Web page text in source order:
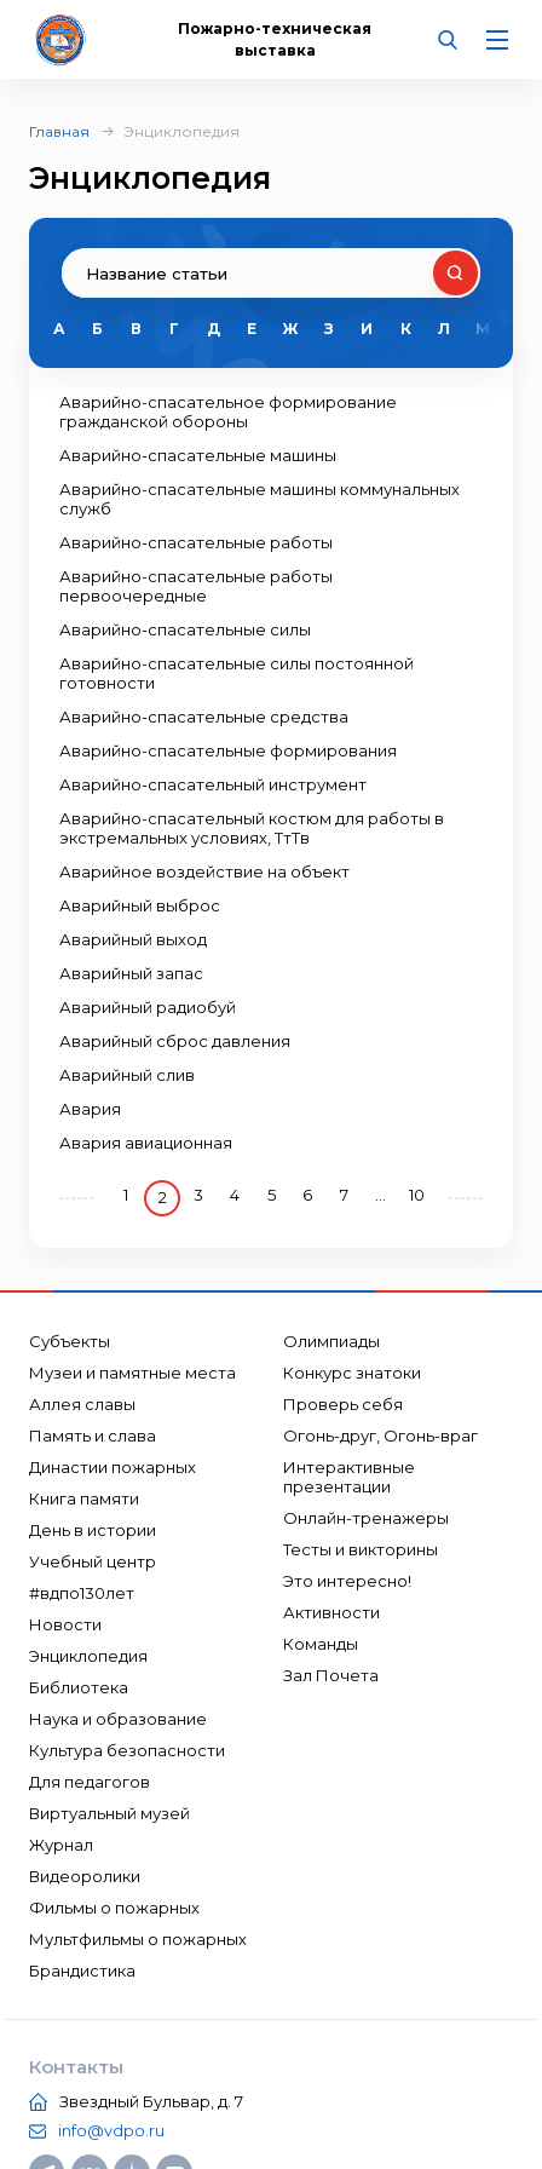
Пожарно-техническая
выставка
Главная Энциклопедия
Энциклопедия
А Б В Г Д Е Ж З И К Л М
Аварийно-спасательное формирование
гражданской обороны
Аварийно-спасательные машины
Аварийно-спасательные машины коммунальных
служб
Аварийно-спасательные работы
Аварийно-спасательные работы
первоочередные
Аварийно-спасательные силы
Аварийно-спасательные силы постоянной
готовности
Аварийно-спасательные средства
Аварийно-спасательные формирования
Аварийно-спасательный инструмент
Аварийно-спасательный костюм для работы в
экстремальных условиях, ТтТв
Аварийное воздействие на объект
Аварийный выброс
Аварийный выход
Аварийный запас
Аварийный радиобуй
Аварийный сброс давления
Аварийный слив
Авария
Авария авиационная
1 2 3 4 5 6 7 10
Субъекты
Музеи и памятные места
Аллея славы
Память и слава
Династии пожарных
Книга памяти
День в истории
Учебный центр
#вдпо130лет
Новости
Энциклопедия
Библиотека
Наука и образование
Культура безопасности
Для педагогов
Виртуальный музей
Журнал
Видеоролики
Фильмы о пожарных
Мультфильмы о пожарных
Брандистика
Олимпиады
Конкурс знатоки
Проверь себя
Огонь-друг, Огонь-враг
Интерактивные
презентации
Онлайн-тренажеры
Тесты и викторины
Это интересно!
Активности
Команды
Зал Почета
Контакты
Звездный Бульвар, д. 7
info@vdpo.ru